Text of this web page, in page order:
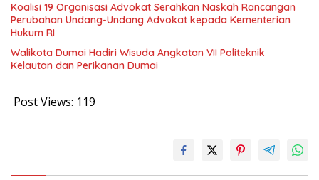
Koalisi 19 Organisasi Advokat Serahkan Naskah Rancangan
Perubahan Undang-Undang Advokat kepada Kementerian
Hukum RI
Walikota Dumai Hadiri Wisuda Angkatan VII Politeknik
Kelautan dan Perikanan Dumai
Post Views: 119